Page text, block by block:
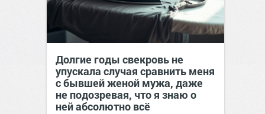
Долгие годы свекровь не
упускала случая сравнить меня
с бывшей женой мужа, даже
не подозревая, что я знаю о
ней абсолютно всё